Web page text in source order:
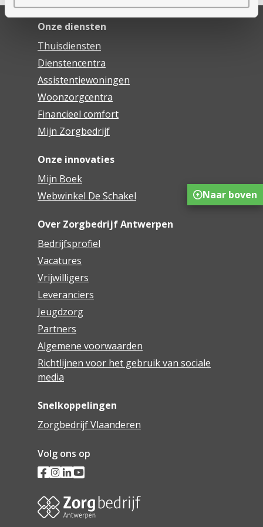
Onze diensten
Thuisdiensten
Dienstencentra
Assistentiewoningen
Woonzorgcentra
Financieel comfort
Mijn Zorgbedrijf
Onze innovaties
Mijn Boek
Webwinkel De Schakel
Over Zorgbedrijf Antwerpen
Bedrijfsprofiel
Vacatures
Vrijwilligers
Leveranciers
Jeugdzorg
Partners
Algemene voorwaarden
Richtlijnen voor het gebruik van sociale
media
Snelkoppelingen
Zorgbedrijf Vlaanderen
Volg ons op
Naar boven